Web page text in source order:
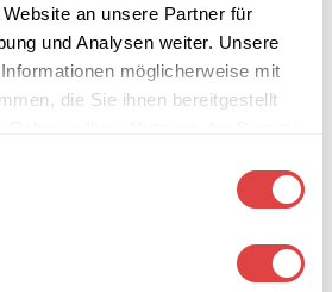
an unsere Partner für
und Analysen weiter. Unsere
möglicherweise mit
die Sie ihnen bereitgestellt